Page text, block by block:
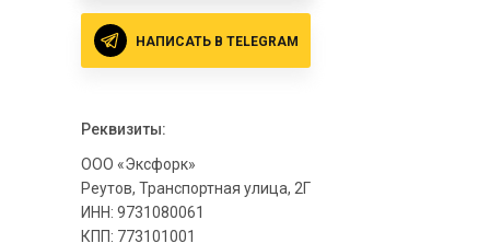
ООО «Эксфорк»
Реутов, Транспортная улица, 2Г
ИНН: 9731080061
КПП: 773101001
Реквизиты:
НАПИСАТЬ В TELEGRAM